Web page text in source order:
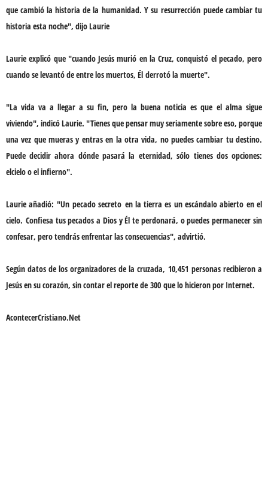
que cambió la historia de la humanidad. Y su resurrecciónpuede cambiar tu
historia esta noche", dijo Laurie
Laurie explicó que "cuando Jesús murió en la Cruz, conquistó el pecado, pero
cuando se levantó de entre los muertos, Él derrotó la muerte".
"La vida va a llegar a su fin, pero la buena noticia es que el alma sigue
viviendo", indicó Laurie. "Tienes que pensar muy seriamente sobre eso, porque
una vez que mueras y entras en la otra vida, no puedes cambiar tu destino.
Puede decidir ahora dónde pasará laeternidad, sólo tienes dos opciones:
elcielo o el infierno".
Laurie añadió: "Un pecado secreto en la tierra es un escándalo abierto en el
cielo. Confiesa tus pecados a Dios y Él te perdonará, o puedes permanecer sin
confesar, pero tendrás enfrentar las consecuencias", advirtió.
Según datos de los organizadores de la cruzada, 10,451 personas recibieron a
Jesús en su corazón, sin contar el reporte de 300 que lo hicieron por Internet.
AcontecerCristiano.Net